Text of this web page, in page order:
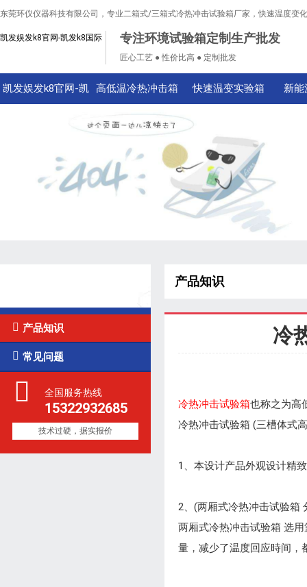
东莞环仪仪器科技有限公司，专业二箱式/三箱式冷热冲击试验箱厂家，快速温度变
凯发娱发k8官网-凯发k8国际 专注环境试验箱定制生产批发
匠心工艺 ● 性价比高 ● 定制批发
凯发娱发k8官网-凯 高低温冷热冲击箱 快速温变实验箱 新
 产品知识
 常见问题
全国服务热线
15322932685
技术过硬，据实报价
产品知识
冷
冷热冲击试验箱也称之为高
冷热冲击试验箱 (三槽体式
1、本设计产品外观设计精
2、(两厢式冷热冲击试验箱
两厢式冷热冲击试验箱 选
量，减少了温度回应時间，